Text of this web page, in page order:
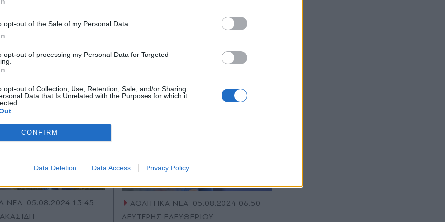
opt-out of the Sale of my Personal Data.
opt-out of processing my Personal Data for Targeted
opt-out of Collection, Use, Retention, Sale, and/or Sharing
Data that Is Unrelated with the Purposes for which it
CONFIRM
Data Deletion Data Access Privacy Policy
μας στο
facebook
Ακολουθήστε μας στο
ΝΕΑ 05.08.2024 13:45
ΑΘΛΗΤΙΚΑ ΝΕΑ 05.08.2024 06:50
ΛΕΥΤΕΡΗΣ ΕΛΕΥΘΕΡΙΟΥ
Αποδέχομαι τουςόρους χρήσης